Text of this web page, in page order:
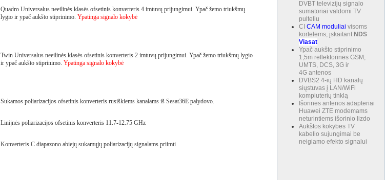
Quadro Universalus neeilinės klasės ofsetinis konverteris 4 imtuvų prijungimui. Ypač žemo triukšmų
lygio ir ypač aukšto stiprinimo. Ypatinga signalo kokybė
Twin Universalus neeilinės klasės ofsetinis konverteris 2 imtuvų prijungimui. Ypač žemo triukšmų lygio
ir ypač aukšto stiprinimo. Ypatinga signalo kokybė
Sukamos poliarizacijos ofsetinis konverteris rusiškiems kanalams iš Sesat36E palydovo.
Linijnės poliarizacijos ofsetinis konverteris 11.7-12.75 GHz
Konverteris C diapazono abiejų sukamųjų poliarizacijų signalams priimti
DVBT televizijų signalo
sumatoriai valdomi TV
pulteliu
CI CAM moduliai visoms
kortelėms, įskaitant NDS
Viasat
Ypač aukšto stiprinimo
1,5m reflektorinės GSM,
UMTS, DCS, 3G ir
4G antenos
DVBS2 4-ių HD kanalų
siųstuvas į LAN/WiFi
kompiuterių tinklą
Išorinės antenos adapteriai
Huawei ZTE modemams
neturintiems išorinio lizdo
Aukštos kokybės TV
kabelio sujungimai be
neigiamo efekto signalui